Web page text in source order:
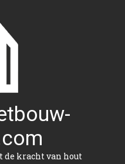
de kracht van hout